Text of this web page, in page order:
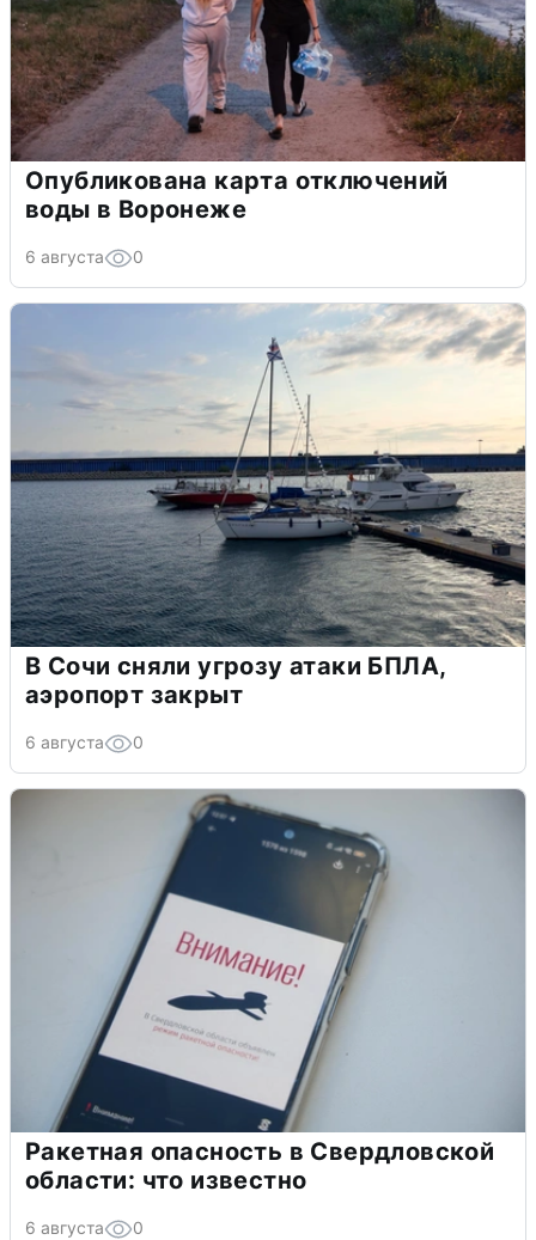
Опубликована карта отключений
воды в Воронеже
6 августа 0
В Сочи сняли угрозу атаки БПЛА,
аэропорт закрыт
6 августа 0
Ракетная опасность в Свердловской
области: что известно
6 августа 0